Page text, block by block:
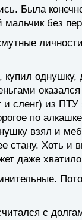
Была
без
купил однушку,
оказался
и сленг) из ПТУ
по
взял и
стану. Хоть и
даже
с